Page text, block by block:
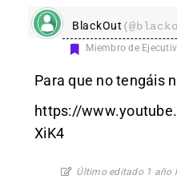
BlackOut
Miembro de
Para que no tengáis
https://
XiK4
Último editado 1 año